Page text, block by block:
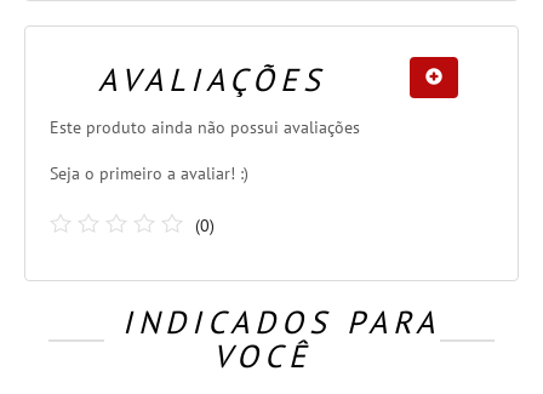
AVALIAÇÕES
Este produto ainda não possui avaliações
Seja o primeiro a avaliar! :)
(0)
INDICADOS PARA
VOCÊ